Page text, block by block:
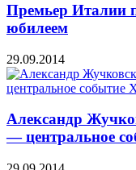
Премьер Италии
юбилеем
29.09.2014
Александр
— центральное